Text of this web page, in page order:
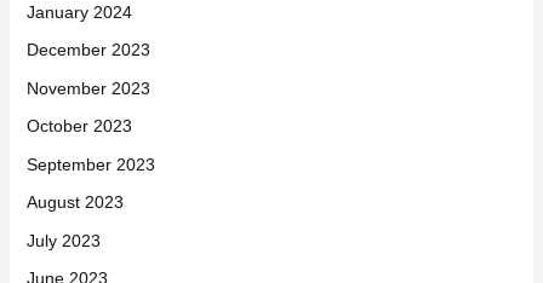
January 2024
December 2023
November 2023
October 2023
September 2023
August 2023
July 2023
June 2023